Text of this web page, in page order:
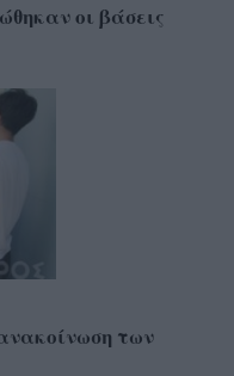
οι βάσεις
των